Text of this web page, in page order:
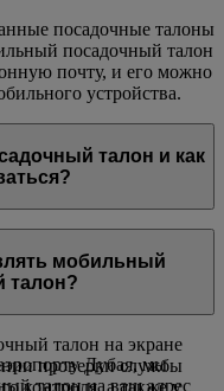
посадочные талоны
посадочный талон
почту, и его можно
устройства.
талон и как
талона. Вы можете
предъявлять в
Дубая, мы
талон на ваш адрес
мобильный
талон?
талон на экране
проверки службы